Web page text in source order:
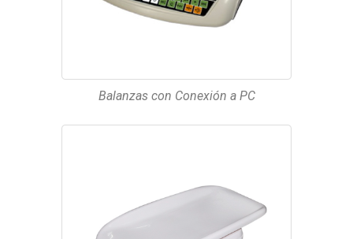
Balanzas con Conexión a PC